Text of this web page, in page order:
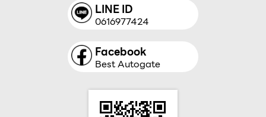
LINE ID
0616977424
Facebook
Best Autogate